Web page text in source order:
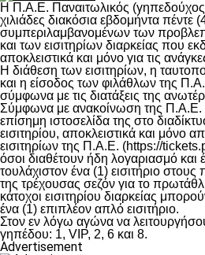
Η Π.Α.Ε. Παναιτωλικός
χιλιάδες διακόσια εβδομήντα πέντε
συμπεριλαμβανομένων των
και των εισιτηρίων διαρκείας που
αποκλειστικά και μόνο για τις
Η διάθεση των εισιτηρίων, η
και η είσοδος των φιλάθλων της
σύμφωνα με τις διατάξεις της
Σύμφωνα με ανακοίνωση της Π.Α.Ε.
επίσημη ιστοσελίδα της στο
εισιτηρίου, αποκλειστικά και μόνο
εισιτηρίων της Π.Α.Ε. (https://
όσοι διαθέτουν ήδη λογαριασμό και
τουλάχιστον ένα (1) εισιτήριο
της τρέχουσας σεζόν για το
κάτοχοι εισιτηρίου διαρκείας
ένα (1) επιπλέον απλό εισιτήριο.
Στον εν λόγω αγώνα να
γηπέδου: 1, VIP, 2, 6 και 8.
Advertisement